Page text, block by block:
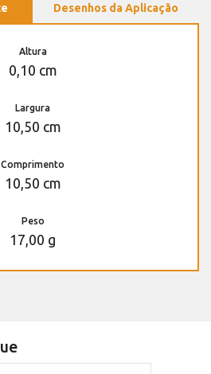
Desenhos da Aplicação
Altura
0,10 cm
Largura
10,50 cm
Comprimento
10,50 cm
Peso
17,00 g